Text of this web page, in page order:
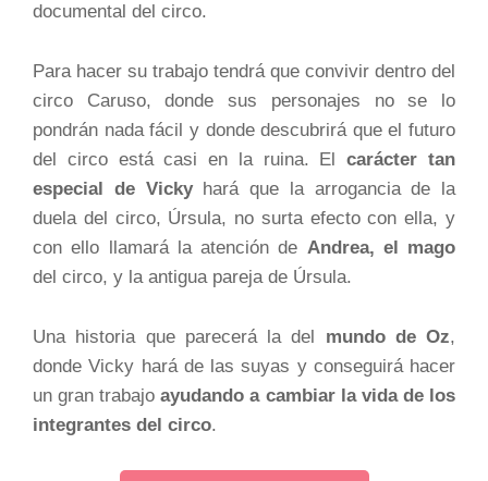
documental del circo.
Para hacer su trabajo tendrá que convivir dentro del
circo Caruso, donde sus personajes no se lo
pondrán nada fácil y donde descubrirá que el futuro
del circo está casi en la ruina. Elcarácter tan
especial de Vickyhará que la arrogancia de la
duela del circo, Úrsula, no surta efecto con ella, y
con ello llamará la atención de Andrea, el mago
del circo, y la antigua pareja de Úrsula.
Una historia que parecerá la del mundo de Oz,
donde Vicky hará de las suyas y conseguirá hacer
un gran trabajoayudando a cambiar la vida de los
integrantes del circo.